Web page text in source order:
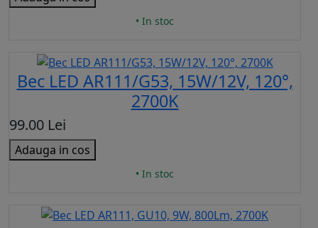
• In stoc
Bec LED AR111/G53, 15W/12V, 120°,
2700K
99.00 Lei
Adauga in cos
• In stoc